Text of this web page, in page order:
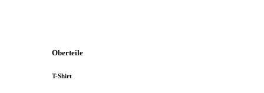
Oberteile
T-Shirt